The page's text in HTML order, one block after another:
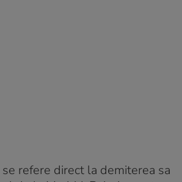
refere direct la demiterea sa